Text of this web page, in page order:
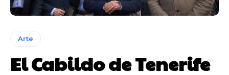
Arte
El Cabildo de Tenerife